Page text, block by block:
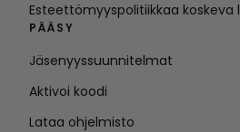
Esteettömyyspolitiikkaa koskeva
PÄÄSY
Jäsenyyssuunnitelmat
Aktivoi koodi
Lataa ohjelmisto